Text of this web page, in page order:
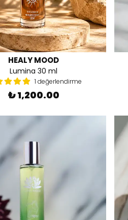
HEALY MOOD
Lumina 30 ml
1 değerlendirme
₺ 1,200.00